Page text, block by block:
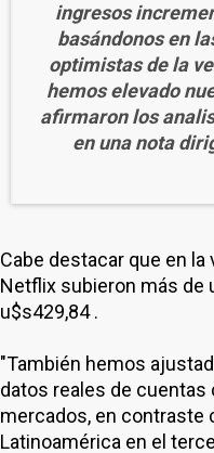
ingresos
basándonos en
optimistas de la
hemos elevado
afirmaron los
en una nota
Cabe destacar que en
Netflix subieron más de
u$s429,84 .
"También hemos
datos reales de
mercados, en contraste
Latinoamérica en el